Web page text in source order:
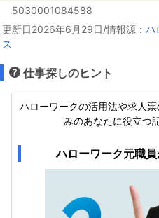
5030001084588
更新日2026年6月29日/情報源： ハ
ス
仕事探しのヒント
ハローワークの活用法や求人
みのあなたに役立つ
ハローワーク元職